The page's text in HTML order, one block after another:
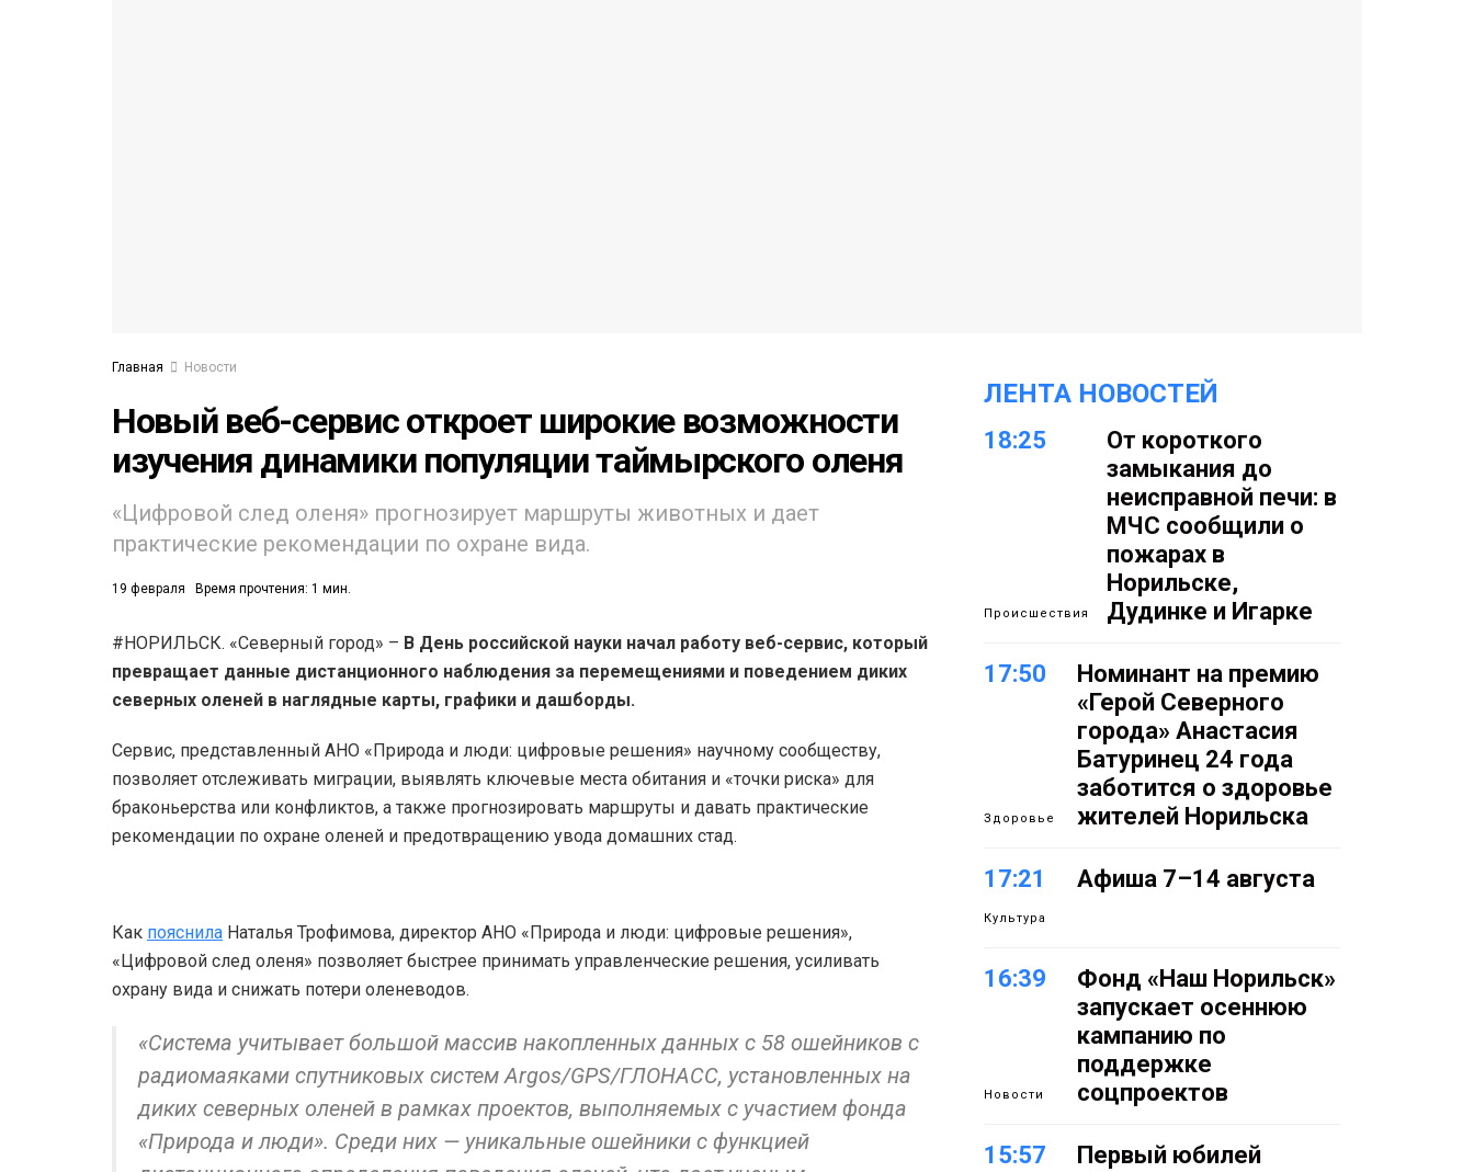
Главная Новости
Новый веб-сервис откроет широкие возможности
изучения динамики популяции таймырского оленя
«Цифровой след оленя» прогнозирует маршруты животных и дает
практические рекомендации по охране вида.
19 февраля Время прочтения: 1 мин.
#НОРИЛЬСК. «Северный город» – В День российской науки начал работу веб-сервис, который
превращает данные дистанционного наблюдения за перемещениями и поведением диких
северных оленей в наглядные карты, графики и дашборды.
Сервис, представленный АНО «Природа и люди: цифровые решения» научному сообществу,
позволяет отслеживать миграции, выявлять ключевые места обитания и «точки риска» для
браконьерства или конфликтов, а также прогнозировать маршруты и давать практические
рекомендации по охране оленей и предотвращению увода домашних стад.
Как пояснила Наталья Трофимова, директор АНО «Природа и люди: цифровые решения»,
«Цифровой след оленя» позволяет быстрее принимать управленческие решения, усиливать
охрану вида и снижать потери оленеводов.
«Система учитывает большой массив накопленных данных с 58 ошейников с
радиомаяками спутниковых систем Argos/GPS/ГЛОНАСС, установленных на
диких северных оленей в рамках проектов, выполняемых с участием фонда
«Природа и люди». Среди них — уникальные ошейники с функцией
ЛЕНТА НОВОСТЕЙ
18:25
Происшествия
От короткого
замыкания до
неисправной печи: в
МЧС сообщили о
пожарах в
Норильске,
Дудинке и Игарке
17:50
Здоровье
Номинант на премию
«Герой Северного
города» Анастасия
Батуринец 24 года
заботится о здоровье
жителей Норильска
17:21
Культура
Афиша 7–14 августа
16:39
Новости
Фонд «Наш Норильск»
запускает осеннюю
кампанию по
поддержке
соцпроектов
15:57
Первый юбилей